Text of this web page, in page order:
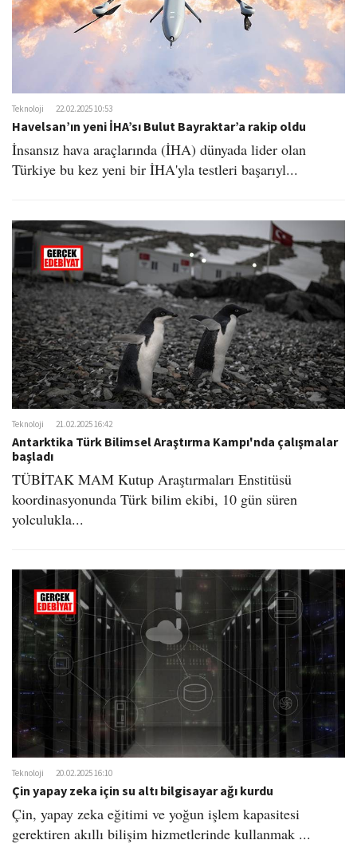
Teknoloji 22.02.2025 10:53
Havelsan’ın yeni İHA’sı Bulut Bayraktar’a rakip oldu
İnsansız hava araçlarında (İHA) dünyada lider olan
Türkiye bu kez yeni bir İHA'yla testleri başarıyl...
Teknoloji 21.02.2025 16:42
Antarktika Türk Bilimsel Araştırma Kampı'nda çalışmalar
başladı
TÜBİTAK MAM Kutup Araştırmaları Enstitüsü
koordinasyonunda Türk bilim ekibi, 10 gün süren
yolculukla...
Teknoloji 20.02.2025 16:10
Çin yapay zeka için su altı bilgisayar ağı kurdu
Çin, yapay zeka eğitimi ve yoğun işlem kapasitesi
gerektiren akıllı bilişim hizmetlerinde kullanmak ...